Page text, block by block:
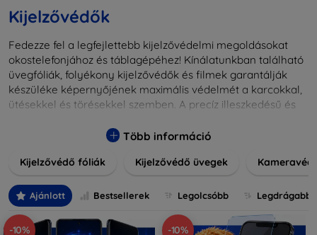
Kijelzővédők
Fedezze fel a legfejlettebb kijelzővédelmi megoldásokat
okostelefonjához és táblagépéhez! Kínálatunkban található
üvegfóliák, folyékony kijelzővédők és filmek garantálják
készüléke képernyőjének maximális védelmét a karcokkal,
ütésekkel és törésekkel szemben. A precíz illeszkedésű és
hanem kristálytiszta képet is biztosítanak, megőrzi a
és stílusú kijelzővédőink közül, hogy a mindennapok során is
fedésről vagy íves kijelzővédelemről, a minőséget szem
előtt tartva kínálunk megoldásokat minden eszközre.
Több információ
Kijelzővédő fóliák Kijelzővédő üvegek
Ajánlott Bestsellerek Legolcsóbb Legdrágabb
-10% -10%